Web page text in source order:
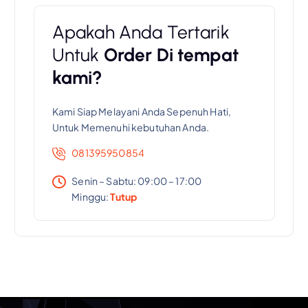
Apakah Anda Tertarik
Untuk Order Di tempat
kami?
Kami Siap Melayani Anda Sepenuh Hati,
Untuk Memenuhi kebutuhan Anda.
081395950854
Senin – Sabtu: 09:00 – 17:00
Minggu:Tutup